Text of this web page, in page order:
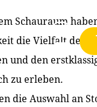
Schauraum
die Vielfalt der
und den
zu erleben.
die Auswahl an